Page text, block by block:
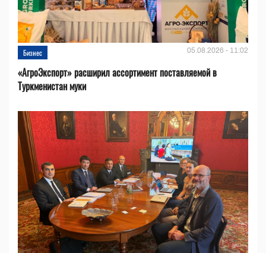
Бизнес 05.08.2026 - 11:02
«АгроЭкспорт» расширил ассортимент поставляемой в
Туркменистан муки